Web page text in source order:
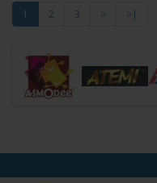
1 2 3 >
>|